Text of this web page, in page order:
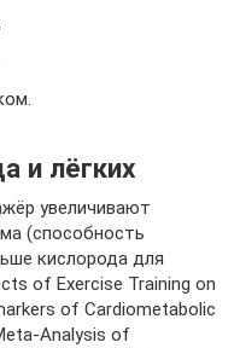
и лёгких
увеличивают
(способность
кислорода для
of Exercise Training on
of Cardiometabolic
Analysis of